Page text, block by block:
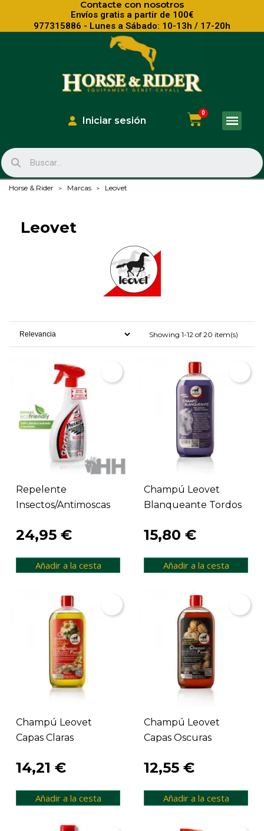
Contacte con nosotros
Envíos gratis a partir de 100€
977315886 - Lunes a Sábado: 10-13h / 17-20h
Iniciar sesión
Horse & Rider Marcas Leovet
Leovet
Showing 1-12 of 20 item(s)
Repelente
Insectos/antimoscas
24,95 €
Añadir a la cesta
Champú Leovet
Blanqueante Tordos
15,80 €
Añadir a la cesta
Champú Leovet
Capas Claras
14,21 €
Añadir a la cesta
Champú Leovet
Capas Oscuras
12,55 €
Añadir a la cesta